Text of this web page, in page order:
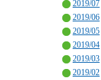
2019/07
2019/06
2019/05
2019/04
2019/03
2019/02